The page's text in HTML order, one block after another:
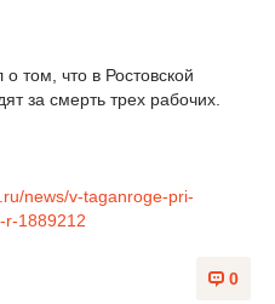
том, что в Ростовской
за смерть трех рабочих.
news/v-taganroge-pri-
r-1889212
0